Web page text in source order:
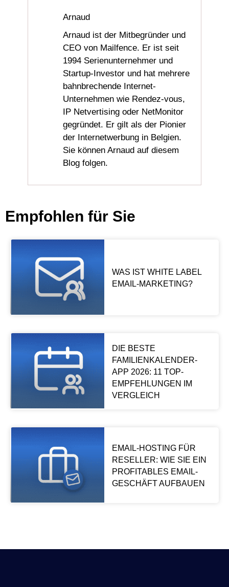
Arnaud
Arnaud ist der Mitbegründer und
CEO von Mailfence. Er ist seit
1994 Serienunternehmer und
Startup-Investor und hat mehrere
bahnbrechende Internet-
Unternehmen wie Rendez-vous,
IP Netvertising oder NetMonitor
gegründet. Er gilt als der Pionier
der Internetwerbung in Belgien.
Sie können Arnaud auf diesem
Blog folgen.
Empfohlen für Sie
WAS IST WHITE LABEL
EMAIL-MARKETING?
DIE BESTE
FAMILIENKALENDER-
APP 2026: 11 TOP-
EMPFEHLUNGEN IM
VERGLEICH
EMAIL-HOSTING FÜR
RESELLER: WIE SIE EIN
PROFITABLES EMAIL-
GESCHÄFT AUFBAUEN